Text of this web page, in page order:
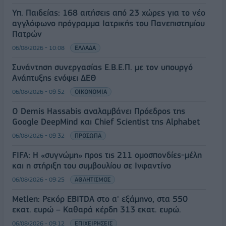
Υπ. Παιδείας: 168 αιτήσεις από 23 χώρες για το νέο
αγγλόφωνο πρόγραμμα Ιατρικής του Πανεπιστημίου
Πατρών
06/08/2026 - 10:08 ΕΛΛΑΔΑ
Συνάντηση συνεργασίας Ε.Β.Ε.Π. με τον υπουργό
Ανάπτυξης ενόψει ΔΕΘ
06/08/2026 - 09:52 ΟΙΚΟΝΟΜΙΑ
Ο Demis Hassabis αναλαμβάνει Πρόεδρος της
Google DeepMind και Chief Scientist της Alphabet
06/08/2026 - 09:32 ΠΡΟΣΩΠΑ
FIFA: Η «συγνώμη» προς τις 211 ομοσπονδίες-μέλη
και η στήριξη του συμβουλίου σε Ινφαντίνο
06/08/2026 - 09:25 ΑΘΛΗΤΙΣΜΟΣ
Metlen: Ρεκόρ EBITDA στο α' εξάμηνο, στα 550
εκατ. ευρώ – Καθαρά κέρδη 313 εκατ. ευρώ.
06/08/2026 - 09:12 ΕΠΙΧΕΙΡΗΣΕΙΣ